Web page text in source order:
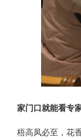
家门口就能看专
梧高凤必至，花